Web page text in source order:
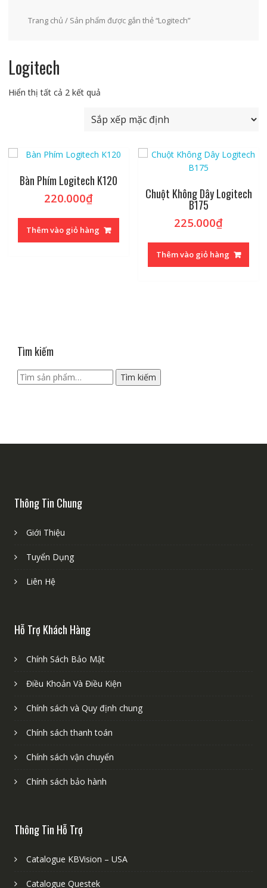
Trang chủ / Sản phẩm được gắn thẻ “Logitech”
Logitech
Hiển thị tất cả 2 kết quả
Bàn Phím Logitech K120
220.000₫
Thêm vào giỏ hàng
Chuột Không Dây Logitech
B175
225.000₫
Thêm vào giỏ hàng
Tìm kiếm
Tìm
kiếm:
Tìm kiếm
Thông Tin Chung
Giới Thiệu
Tuyển Dụng
Liên Hệ
Hỗ Trợ Khách Hàng
Chính Sách Bảo Mật
Điều Khoản Và Điều Kiện
Chính sách và Quy định chung
Chính sách thanh toán
Chính sách vận chuyển
Chính sách bảo hành
Thông Tin Hỗ Trợ
Catalogue KBVision – USA
Catalogue Questek